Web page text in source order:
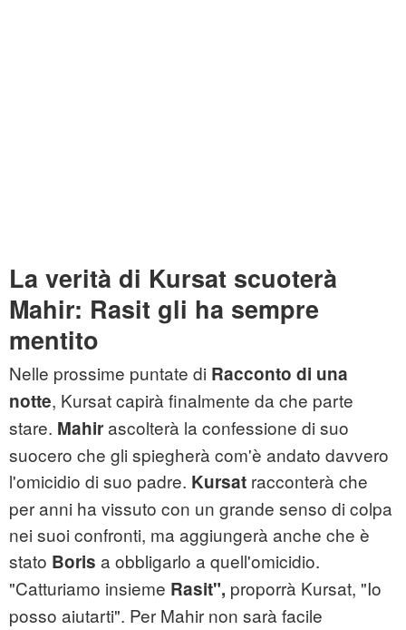
La verità di Kursat scuoterà
Mahir: Rasit gli ha sempre
mentito
Nelle prossime puntate di Racconto di una
notte, Kursat capirà finalmente da che parte
stare. Mahirascolterà la confessione di suo
suocero che gli spiegherà com'è andato davvero
l'omicidio di suo padre. Kursat racconterà che
per anni ha vissuto con un grande senso di colpa
nei suoi confronti, ma aggiungerà anche che è
stato Boris a obbligarlo a quell'omicidio.
"Catturiamo insieme Rasit", proporrà Kursat, "Io
posso aiutarti". Per Mahir non sarà facile